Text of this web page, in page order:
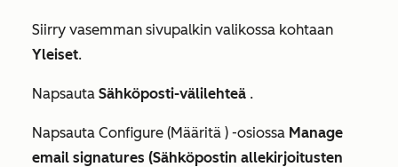
Siirry vasemman sivupalkin valikossa kohtaan
Yleiset.
Napsauta Sähköposti-välilehteä .
Napsauta Configure (Määritä ) -osiossa Manage
email signatures (Sähköpostin allekirjoitusten